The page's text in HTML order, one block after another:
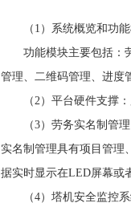
（1）系统概览和功
功能模块主要包括：
管理、二维码管理、进度
（2）平台硬件支撑
（3）劳务实名制管理
实名制管理具有项目管理
据实时显示在LED屏幕或
（4）塔机安全监控